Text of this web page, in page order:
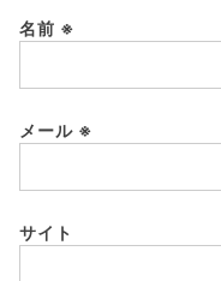
名前 ※
メール ※
サイト